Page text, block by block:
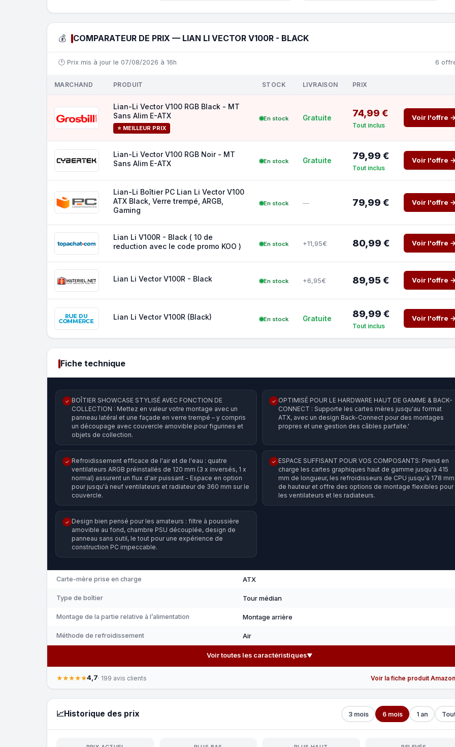
💰 COMPARATEUR DE PRIX — LIAN LI VECTOR V100R - BLACK
🕐 Prix mis à jour le 07/08/2026 à 16h 6
MARCHAND PRODUIT STOCK LIVRAISON PRIX
Lian-Li Vector V100 RGB Black - MT
Sans Alim E-ATX
⭐ MEILLEUR PRIX
En stock Gratuite 74,99 €
Tout inclus
Voir l'offre →
Lian-Li Vector V100 RGB Noir - MT
Sans Alim E-ATX
En stock Gratuite 79,99 €
Tout inclus
Voir l'offre →
Lian-Li Boîtier PC Lian Li Vector V100
ATX Black, Verre trempé, ARGB,
Gaming
En stock — 79,99 € Voir l'offre →
Lian Li V100R - Black ( 10 de
reduction avec le code promo KOO )
En stock +11,95€ 80,99 € Voir l'offre →
Lian Li Vector V100R - Black En stock +6,95€ 89,95 € Voir l'offre →
Lian Li Vector V100R (Black) En stock Gratuite 89,99 €
Tout inclus
Voir l'offre →
Fiche technique
✓ BOÎTIER SHOWCASE STYLISÉ AVEC FONCTION DE
COLLECTION : Mettez en valeur votre montage avec un
panneau latéral et une façade en verre trempé – y compris
un découpage avec couvercle amovible pour figurines et
objets de collection.
✓ OPTIMISÉ POUR LE HARDWARE HAUT DE GAMME & BACK-
CONNECT : Supporte les cartes mères jusqu'au format
ATX, avec un design Back-Connect pour des montages
propres et une gestion des câbles parfaite.'
✓ Refroidissement efficace de l'air et de l'eau : quatre
ventilateurs ARGB préinstallés de 120 mm (3 x inversés, 1 x
normal) assurent un flux d'air puissant - Espace en option
pour jusqu'à neuf ventilateurs et radiateur de 360 mm sur le
couvercle.
✓ ESPACE SUFFISANT POUR VOS COMPOSANTS: Prend en
charge les cartes graphiques haut de gamme jusqu'à 415
mm de longueur, les refroidisseurs de CPU jusqu'à 178 mm
de hauteur et offre des options de montage flexibles pour
les ventilateurs et les radiateurs.
✓ Design bien pensé pour les amateurs : filtre à poussière
amovible au fond, chambre PSU découplée, design de
panneau sans outil, le tout pour une expérience de
construction PC impeccable.
Carte-mère prise en charge ATX
Type de boîtier Tour médian
Montage de la partie relative à l’alimentation Montage arrière
Méthode de refroidissement Air
Voir toutes les caractéristiques▼
★★★★★4,7· 199 avis clients Voir la fiche produit
📈Historique des prix 3 mois 6 mois 1 an